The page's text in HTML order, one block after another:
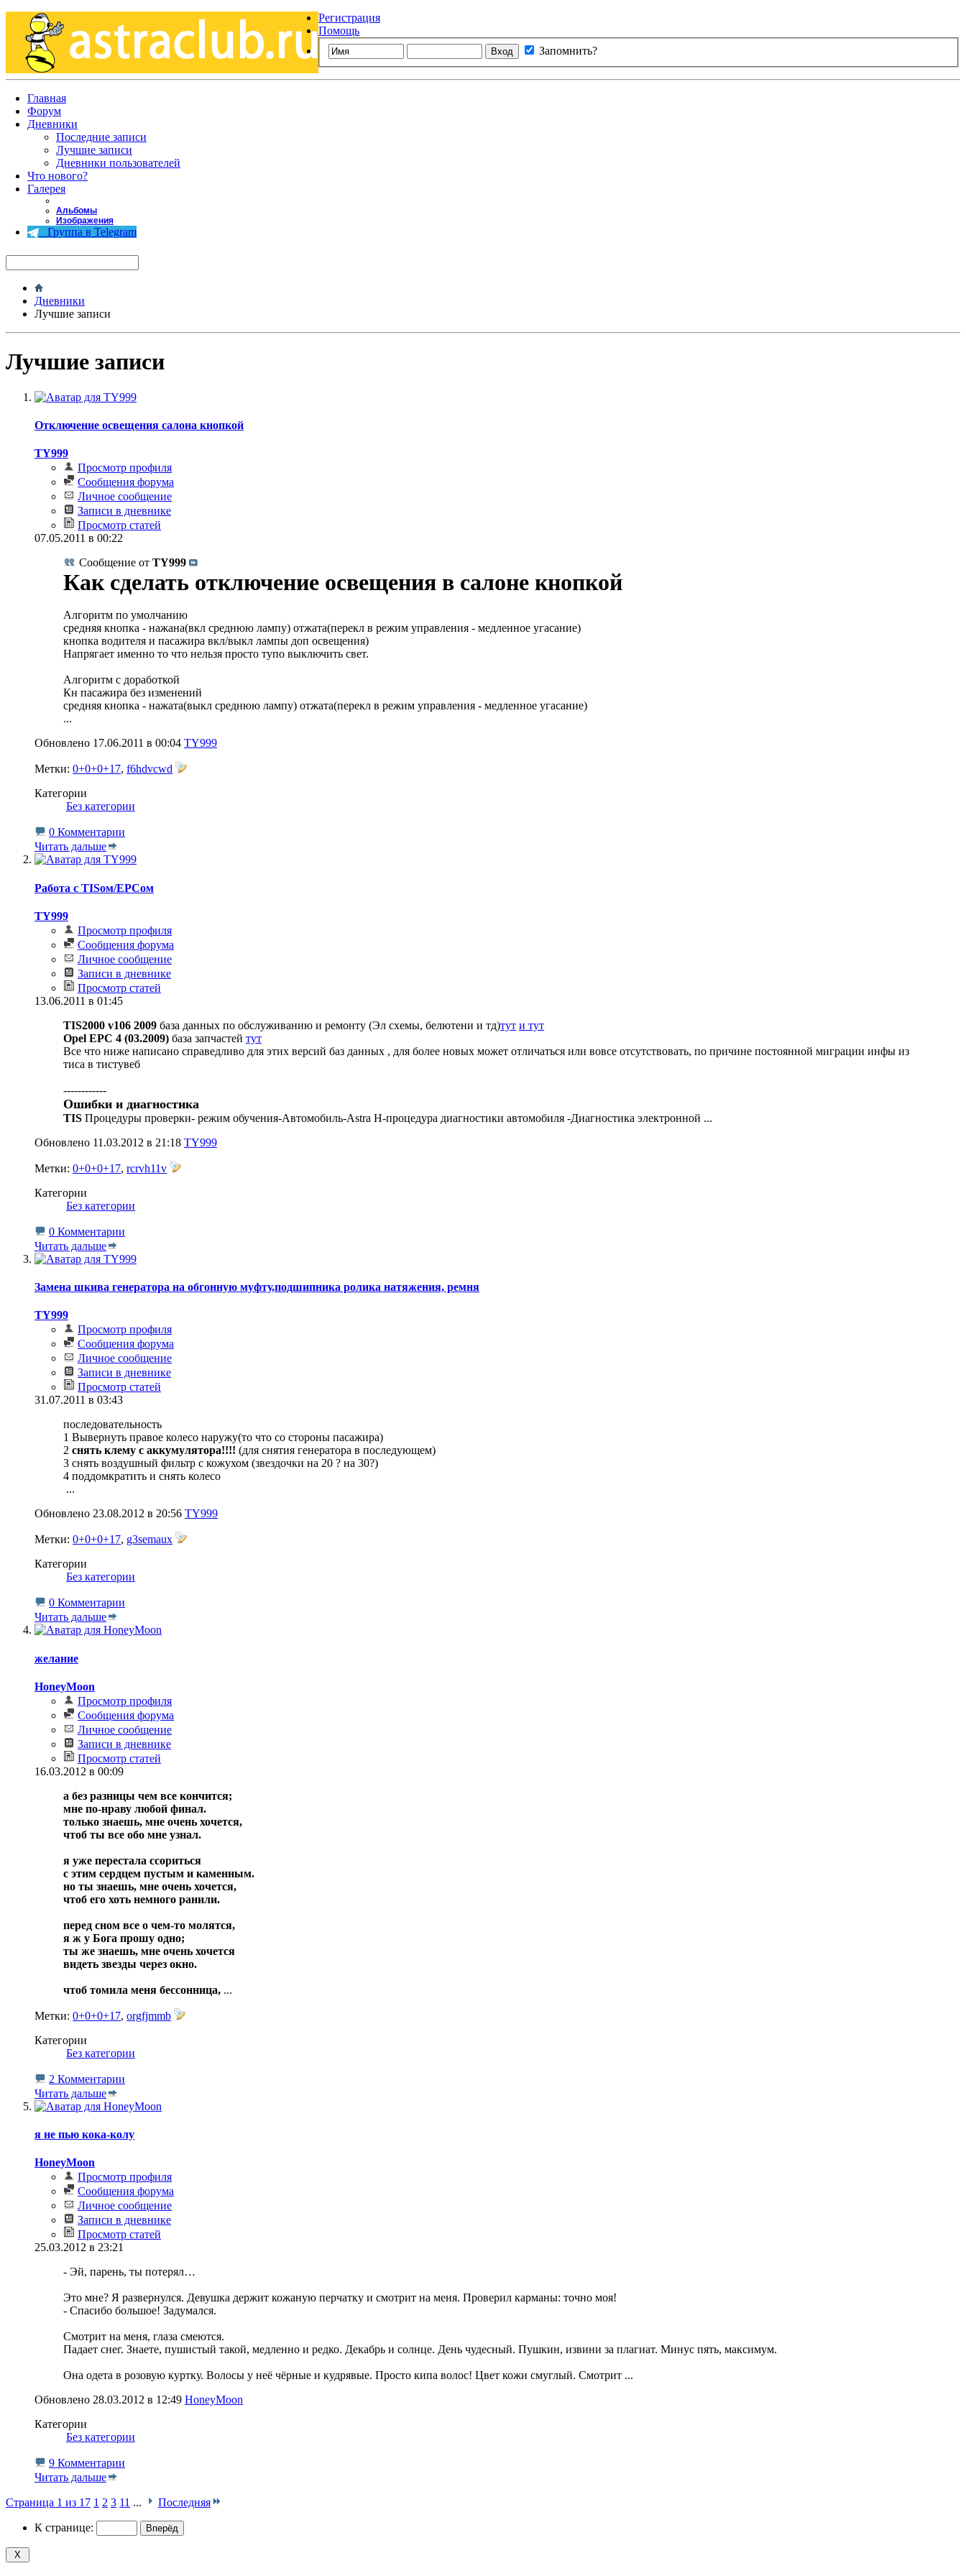
Регистрация
Помощь
Запомнить?
Главная
Форум
Дневники
Последние записи
Лучшие записи
Дневники пользователей
Что нового?
Галерея
Альбомы
Изображения
Группа в Telegram
Дневники
Лучшие записи
Лучшие записи
Отключение освещения салона кнопкой
TY999
Просмотр профиля
Сообщения форума
Личное сообщение
Записи в дневнике
Просмотр статей
07.05.2011 в 00:22
Сообщение от TY999
Как сделать отключение освещения в салоне кнопкой
Алгоритм по умолчанию
средняя кнопка - нажана(вкл среднюю лампу) отжата(перекл в режим управления - медленное угасание)
кнопка водителя и пасажира вкл/выкл лампы доп освещения)
Напрягает именно то что нельзя просто тупо выключить свет.
Алгоритм с доработкой
Кн пасажира без изменений
средняя кнопка - нажата(выкл среднюю лампу) отжата(перекл в режим управления - медленное угасание)
...
Обновлено 17.06.2011 в 00:04 TY999
Метки: 0+0+0+17, f6hdvcwd
Категории
Без категории
0 Комментарии
Читать дальше
Работа с TISом/EPCом
TY999
Просмотр профиля
Сообщения форума
Личное сообщение
Записи в дневнике
Просмотр статей
13.06.2011 в 01:45
TIS2000 v106 2009 база данных по обслуживанию и ремонту (Эл схемы, белютени и тд)тут и тут
Opel EPC 4 (03.2009) база запчастей тут
Все что ниже написано справедливо для этих версий баз данных , для более новых может отличаться или вовсе отсутствовать, по причине постоянной миграции инфы из
тиса в тистувеб
------------
Ошибки и диагностика
TIS Процедуры проверки- режим обучения-Автомобиль-Astra H-процедура диагностики автомобиля -Диагностика электронной ...
Обновлено 11.03.2012 в 21:18 TY999
Метки: 0+0+0+17, rcrvh11v
Категории
Без категории
0 Комментарии
Читать дальше
Замена шкива генератора на обгонную муфту,подшипника ролика натяжения, ремня
TY999
Просмотр профиля
Сообщения форума
Личное сообщение
Записи в дневнике
Просмотр статей
31.07.2011 в 03:43
последовательность
1 Вывернуть правое колесо наружу(то что со стороны пасажира)
2 снять клему с аккумулятора!!!! (для снятия генератора в последующем)
3 снять воздушный фильтр с кожухом (звездочки на 20 ? на 30?)
4 поддомкратить и снять колесо
...
Обновлено 23.08.2012 в 20:56 TY999
Метки: 0+0+0+17, g3semaux
Категории
Без категории
0 Комментарии
Читать дальше
желание
HoneyMoon
Просмотр профиля
Сообщения форума
Личное сообщение
Записи в дневнике
Просмотр статей
16.03.2012 в 00:09
а без разницы чем все кончится;
мне по-нраву любой финал.
только знаешь, мне очень хочется,
чтоб ты все обо мне узнал.
я уже перестала ссориться
с этим сердцем пустым и каменным.
но ты знаешь, мне очень хочется,
чтоб его хоть немного ранили.
перед сном все о чем-то молятся,
я ж у Бога прошу одно;
ты же знаешь, мне очень хочется
видеть звезды через окно.
чтоб томила меня бессонница, ...
Метки: 0+0+0+17, orgfjmmb
Категории
Без категории
2 Комментарии
Читать дальше
я не пью кока-колу
HoneyMoon
Просмотр профиля
Сообщения форума
Личное сообщение
Записи в дневнике
Просмотр статей
25.03.2012 в 23:21
- Эй, парень, ты потерял…
Это мне? Я развернулся. Девушка держит кожаную перчатку и смотрит на меня. Проверил карманы: точно моя!
- Спасибо большое! Задумался.
Смотрит на меня, глаза смеются.
Падает снег. Знаете, пушистый такой, медленно и редко. Декабрь и солнце. День чудесный. Пушкин, извини за плагиат. Минус пять, максимум.
Она одета в розовую куртку. Волосы у неё чёрные и кудрявые. Просто кипа волос! Цвет кожи смуглый. Смотрит ...
Обновлено 28.03.2012 в 12:49 HoneyMoon
Категории
Без категории
9 Комментарии
Читать дальше
Страница 1 из 17 1 2 3 11 ... Последняя
К странице: